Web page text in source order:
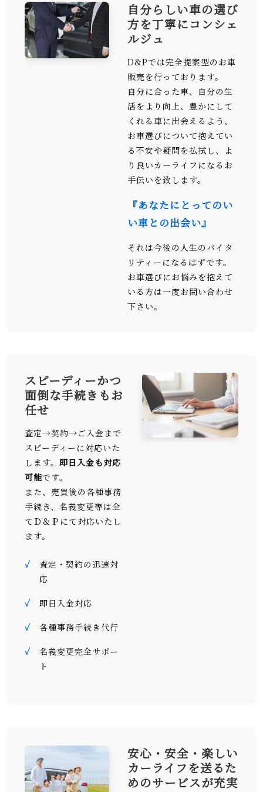
自分らしい車の選び
方を丁寧にコンシェ
ルジュ
D&Pでは完全提案型のお車
販売を行っております。
自分に合った車、自分の生
活をより向上、豊かにして
くれる車に出会えるよう、
お車選びについて抱えてい
る不安や疑問を払拭し、よ
り良いカーライフになるお
手伝いを致します。
『あなたにとってのい
い車との出会い』
それは今後の人生のバイタ
リティーになるはずです。
お車選びにお悩みを抱えて
いる方は一度お問い合わせ
下さい。
スピーディーかつ
面倒な手続きもお
任せ
査定→契約→ご入金まで
スピーディーに対応いた
します。 即日入金も対応
可能です。
また、売買後の各種事務
手続き、名義変更等は全
てＤ＆Ｐにて対応いたし
ます。
✓
査定・契約の迅速対
応
✓ 即日入金対応
✓ 各種事務手続き代行
✓
名義変更完全サポー
ト
安心・安全・楽しい
カーライフを送るた
めのサービスが充実